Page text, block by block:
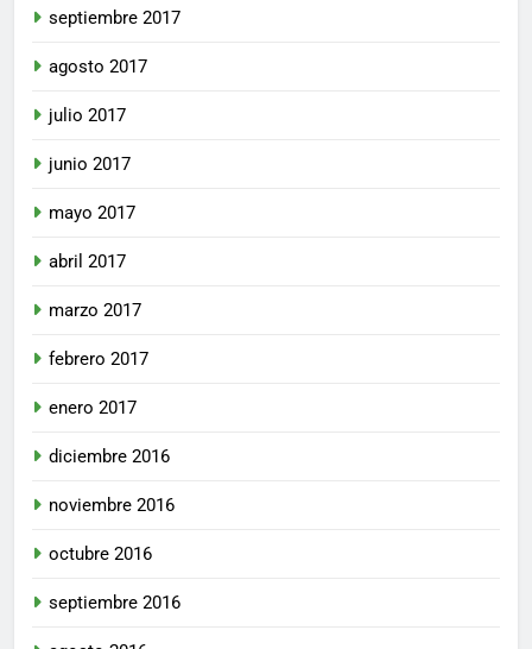
septiembre 2017
agosto 2017
julio 2017
junio 2017
mayo 2017
abril 2017
marzo 2017
febrero 2017
enero 2017
diciembre 2016
noviembre 2016
octubre 2016
septiembre 2016